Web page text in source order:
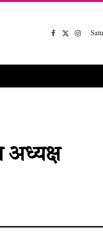
Facebook
X
अध्यक्ष